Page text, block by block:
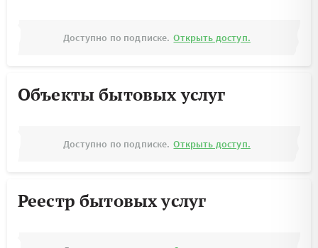
Доступно по подписке. Открыть доступ.
Объекты бытовых услуг
Доступно по подписке. Открыть доступ.
Реестр бытовых услуг